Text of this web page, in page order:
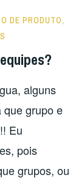
DE PRODUTO,
alguns
que grupo e
Eu
pois
grupos, ou